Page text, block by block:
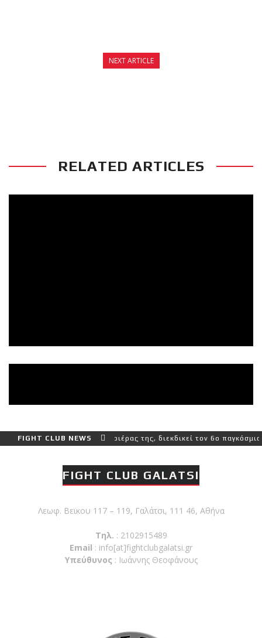
NEXT ARTICLE
RELATED ARTICLES
FIGHT CLUB NEWS
δύσκολο αγώνα της καριέρας της, διεκδικεί τον 6ο παγκόσμιο
FIGHT CLUB GALATSI
Λεωφ. Βεϊκου 117 – 119, Γαλάτσι, 111 46, Αθήνα
Τηλ. : 2102915489
Email : info[at]fightclubgalatsi.gr
Υπεύθυνος : Ιωάννης Θεοφάνους